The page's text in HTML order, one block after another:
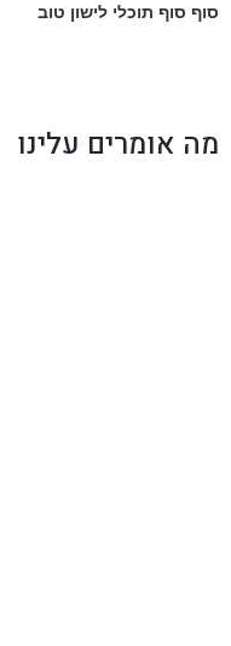
סוף סוף תוכלי לישון טוב
מה אומרים עלינו